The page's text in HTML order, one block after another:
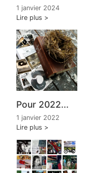
1 janvier 2024
Lire plus
Pour 2022...
1 janvier 2022
Lire plus